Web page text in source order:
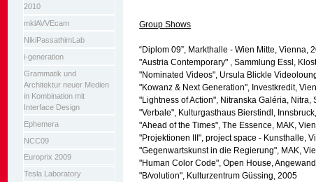
2010
mklAVVEcam
NikiPassathimLab
i-generation
Grammatik und
Architektur neuer Medien
in Kombination mit
Interface Design
Ephemera
NCC09
Europrix 2009
Tesla Laboratory
Group Shows
“Diplom 09”, Markthalle - Wien Mitte, Vienna,
"Austria Contemporary" , Sammlung Essl,
"Nominated Videos", Ursula Blickle
"Kowanz & Next Generation", Investkredit,
"Lightness of Action", Nitranska Galéria, Nitra,
"Verbale", Kulturgasthaus Bierstindl,
"Ahead of the Times", The Essence, MAK,
"Projektionen III", project space - Kunsthalle,
"Gegenwartskunst in die Regierung", MAK,
"Human Color Code", Open House,
"B/volution", Kulturzentrum Güssing, 2005